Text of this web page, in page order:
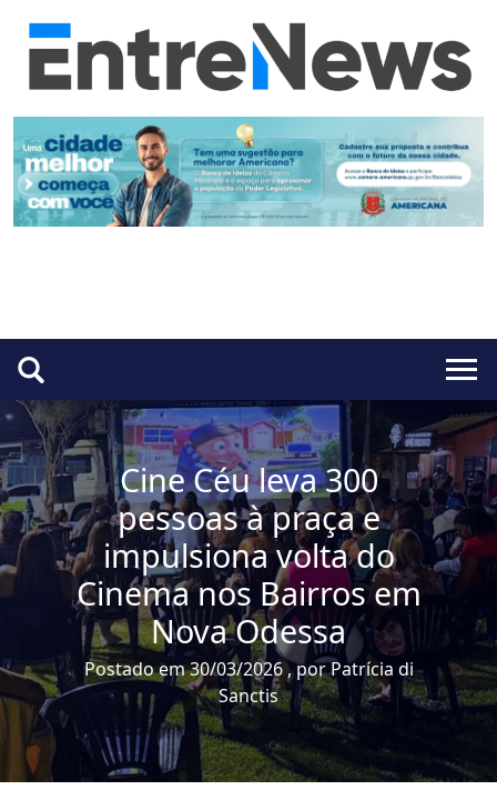
Cine Céu leva 300
pessoas à praça e
impulsiona volta do
Cinema nos Bairros em
Nova Odessa
Postado em 30/03/2026 , por Patrícia di
Sanctis